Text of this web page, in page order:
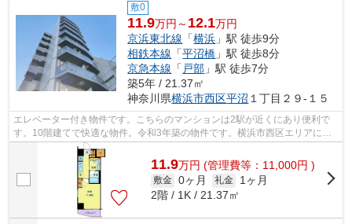
敷0
11.9万円～ 12.1万円
京浜東北線 「横浜 」駅 徒歩9分
相鉄本線 「平沼橋 」駅 徒歩8分
京急本線 「 戸部 」駅 徒歩7分
築5年 / 21.37㎡
神奈川県横浜市西区平沼 １丁目２９-１５
エレベーター付き物件です。こちらのマンションは2駅が近くにあり便利で
す。10階建てで快適な物件。令和3年築の物件です。横浜市西区エリアにあ
る賃貸情報のことなら、地域に密着した...
11.9万円 (管理費等：11,000円 )
敷金 0ヶ月 礼金
1ヶ月
2階 / 1K / 21.37㎡